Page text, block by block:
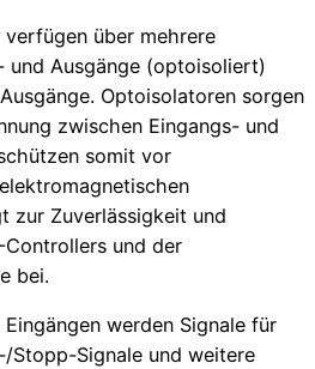
über mehrere
und Ausgänge (optoisoliert)
Optoisolatoren sorgen
zwischen Eingangs- und
somit vor
zur Zuverlässigkeit und
und der
bei.
werden Signale für
Stopp-Signale und weitere